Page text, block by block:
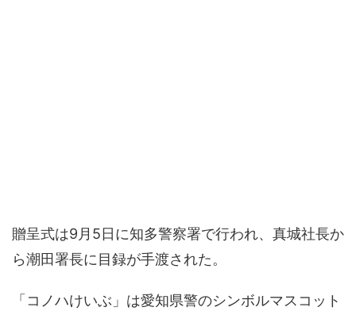
贈呈式は9月5日に知多警察署で行われ、真城社長か
ら潮田署長に目録が手渡された。
「コノハけいぶ」は愛知県警のシンボルマスコット